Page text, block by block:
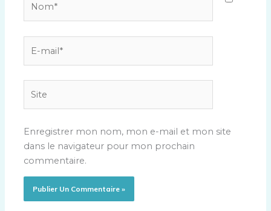
mail*
Enregistrer mon nom, mon e-mail et mon site
dans le navigateur pour mon prochain
commentaire.